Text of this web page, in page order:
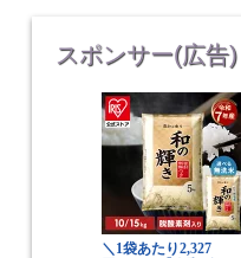
スポンサー(広告)